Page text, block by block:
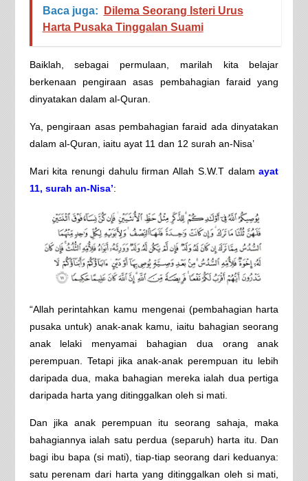
Baca juga:
Dilema Seorang Isteri Urus
Harta Pusaka Tinggalan Suami
Baiklah, sebagai permulaan, marilah kita belajar
berkenaan pengiraan asas pembahagian faraid yang
dinyatakan dalam al-Quran.
Ya, pengiraan asas pembahagian faraid ada dinyatakan
dalam al-Quran, iaitu ayat 11 dan 12 surah an-Nisa’
Mari kita renungi dahulu firman Allah S.W.T dalamayat
11, surah an-Nisa’:
“Allah perintahkan kamu mengenai (pembahagian harta
pusaka untuk) anak-anak kamu, iaitu bahagian seorang
anak lelaki menyamai bahagian dua orang anak
perempuan. Tetapi jika anak-anak perempuan itu lebih
daripada dua, maka bahagian mereka ialah dua pertiga
daripada harta yang ditinggalkan oleh si mati.
Dan jika anak perempuan itu seorang sahaja, maka
bahagiannya ialah satu perdua (separuh) harta itu. Dan
bagi ibu bapa (si mati), tiap-tiap seorang dari keduanya:
satu perenam dari harta yang ditinggalkan oleh si mati,